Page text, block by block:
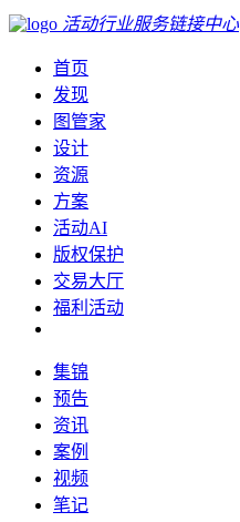
活动行业服务链接中心
首页
发现
图管家
设计
资源
方案
活动AI
版权保护
交易大厅
福利活动
集锦
预告
资讯
案例
视频
笔记